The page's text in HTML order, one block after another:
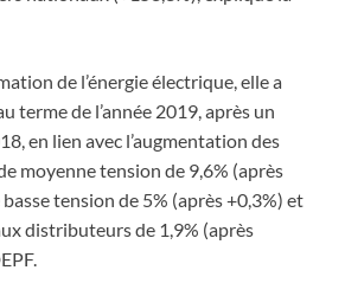
de l’énergie électrique, elle a
terme de l’année 2019, après un
en lien avec l’augmentation des
moyenne tension de 9,6% (après
tension de 5% (après +0,3%) et
distributeurs de 1,9% (après